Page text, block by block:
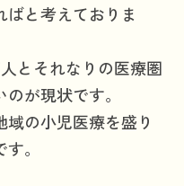
と考えておりま
とそれなりの医療圏
が現状です。
の小児医療を盛り
。